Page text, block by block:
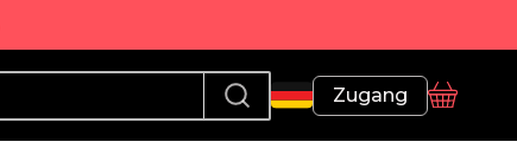
Zugang
Profil
Korb